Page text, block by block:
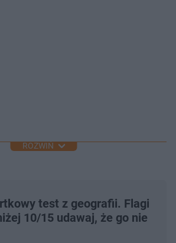
ROZWIŃ
test z geografii. Flagi
10/15 udawaj, że go nie